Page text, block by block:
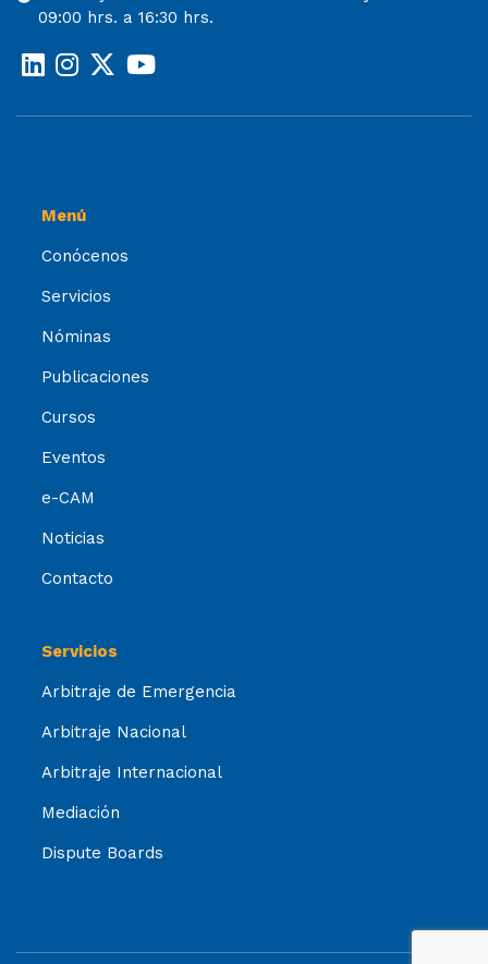
09:00 hrs. a 16:30 hrs.
Menú
Conócenos
Servicios
Nóminas
Publicaciones
Cursos
Eventos
e-CAM
Noticias
Contacto
Servicios
Arbitraje de Emergencia
Arbitraje Nacional
Arbitraje Internacional
Mediación
Dispute Boards